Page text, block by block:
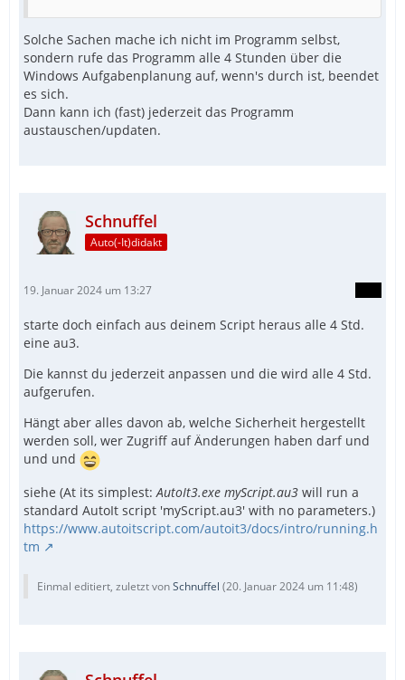
Solche Sachen mache ich nicht im Programm selbst,
sondern rufe das Programm alle 4 Stunden über die
Windows Aufgabenplanung auf, wenn's durch ist, beendet
es sich.
Dann kann ich (fast) jederzeit das Programm
austauschen/updaten.
Schnuffel
Auto(-It)didakt
19. Januar 2024 um 13:27
starte doch einfach aus deinem Script heraus alle 4 Std.
eine au3.
Die kannst du jederzeit anpassen und die wird alle 4 Std.
aufgerufen.
Hängt aber alles davon ab, welche Sicherheit hergestellt
werden soll, wer Zugriff auf Änderungen haben darf und
und und
siehe (At its simplest:AutoIt3.exe myScript.au3 will run a
standard AutoIt script 'myScript.au3' with no parameters.)
https://www.autoitscript.com/autoit3/docs/intro/running.h
tm
Einmal editiert, zuletzt vonSchnuffel (20. Januar 2024 um 11:48)